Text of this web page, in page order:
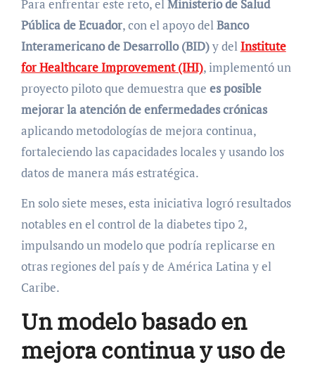
Para enfrentar este reto, elMinisterio de Salud
Pública de Ecuador, con el apoyo delBanco
Interamericano de Desarrollo (BID)y delInstitute
for Healthcare Improvement (IHI), implementó un
proyecto piloto que demuestra que es posible
mejorar la atención de enfermedades crónicas
aplicando metodologías de mejora continua,
fortaleciendo las capacidades locales y usando los
datos de manera más estratégica.
En solo siete meses, esta iniciativa logró resultados
notables en el control de la diabetes tipo 2,
impulsando un modelo que podría replicarse en
otras regiones del país y de América Latina y el
Caribe.
Un modelo basado en
mejora continua y uso de